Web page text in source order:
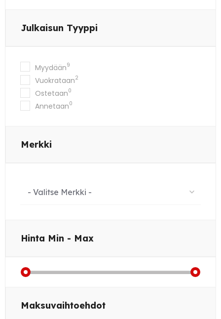
Julkaisun Tyyppi
Myydään9
Vuokrataan2
Ostetaan0
Annetaan0
Merkki
- Valitse Merkki -
Hinta Min - Max
Maksuvaihtoehdot